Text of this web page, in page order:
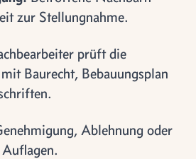
zur Stellungnahme.
prüft die
Baurecht, Bebauungsplan
Ablehnung oder